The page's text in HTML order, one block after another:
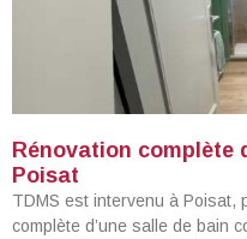
Rénovation complète
Poisat
TDMS est intervenu à Poisat,
complète d’une salle de bain